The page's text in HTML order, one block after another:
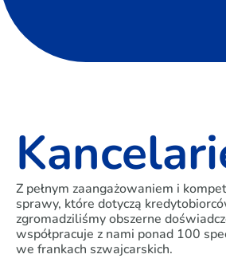
Z pełnym zaangażowaniem i
sprawy, które dotyczą
zgromadziliśmy obszerne
współpracuje z nami ponad 100
we frankach szwajcarskich.